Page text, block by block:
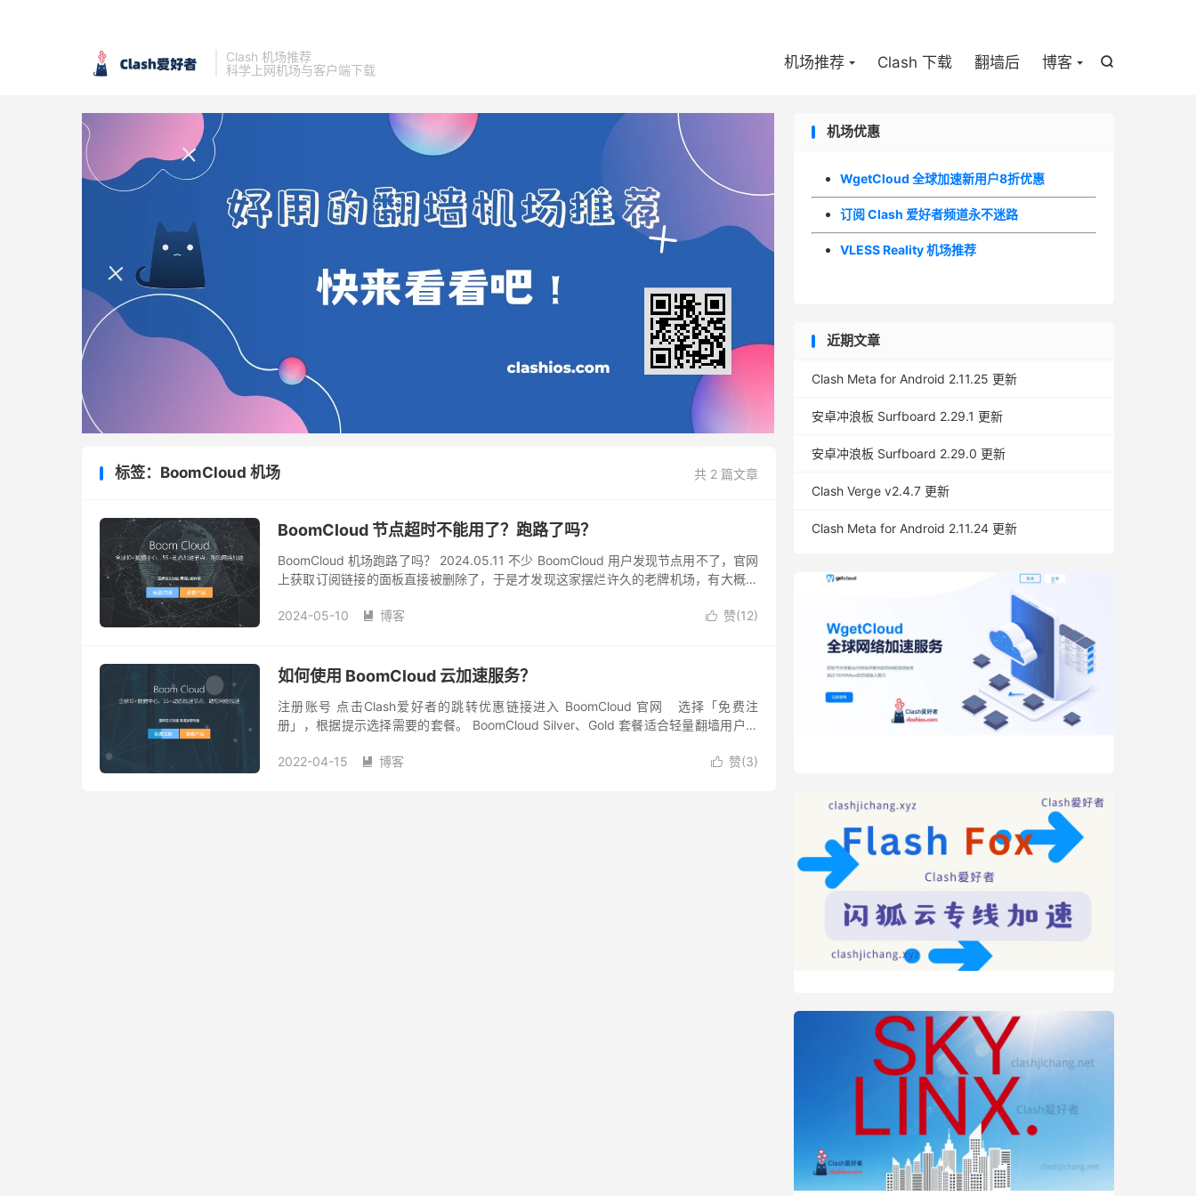
Clash 机场推荐
科学上网机场与客户端下载

机场推荐 Clash 下载 翻墙后 博客
共 2 篇文章
标签：BoomCloud 机场
BoomCloud 节点超时不能用了？跑路了吗？
BoomCloud 机场跑路了吗？ 2024.05.11 不少 BoomCloud 用户发现节点用不了，官网
上获取订阅链接的面板直接被删除了，于是才发现这家摆烂许久的老牌机场，有大概率
 赞(12)
2024-05-10  博客
如何使用 BoomCloud 云加速服务？
注册账号 点击Clash爱好者的跳转优惠链接进入 BoomCloud 官网 选择「免费注
册」，根据提示选择需要的套餐。 BoomCloud Silver、Gold 套餐适合轻量翻墙用户。
 赞(3)
2022-04-15  博客
机场优惠
WgetCloud 全球加速新用户8折优惠
订阅 Clash 爱好者频道永不迷路
VLESS Reality 机场推荐
近期文章
Clash Meta for Android 2.11.25 更新
安卓冲浪板 Surfboard 2.29.1 更新
安卓冲浪板 Surfboard 2.29.0 更新
Clash Verge v2.4.7 更新
Clash Meta for Android 2.11.24 更新